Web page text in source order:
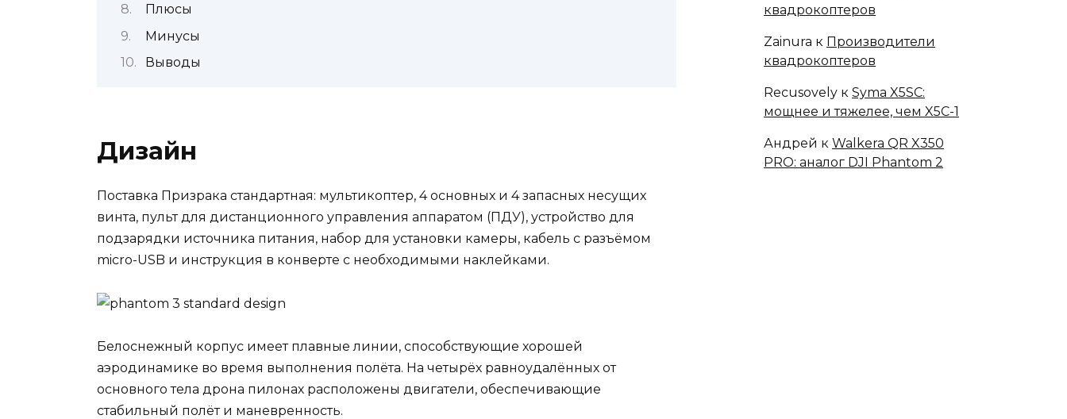
Плюсы
Минусы
Выводы
Дизайн
Поставка Призрака стандартная: мультикоптер, 4 основных и 4 запасных несущих
винта, пульт для дистанционного управления аппаратом (ПДУ), устройство для
подзарядки источника питания, набор для установки камеры, кабель с разъёмом
micro-USB и инструкция в конверте с необходимыми наклейками.
Белоснежный корпус имеет плавные линии, способствующие хорошей
аэродинамике во время выполнения полёта. На четырёх равноудалённых от
основного тела дрона пилонах расположены двигатели, обеспечивающие
стабильный полёт и маневренность.
квадрокоптеров
Zainura к Производители
квадрокоптеров
Recusovely к Syma X5SC:
мощнее и тяжелее, чем X5C-1
Андрей к Walkera QR X350
PRO: аналог DJI Phantom 2